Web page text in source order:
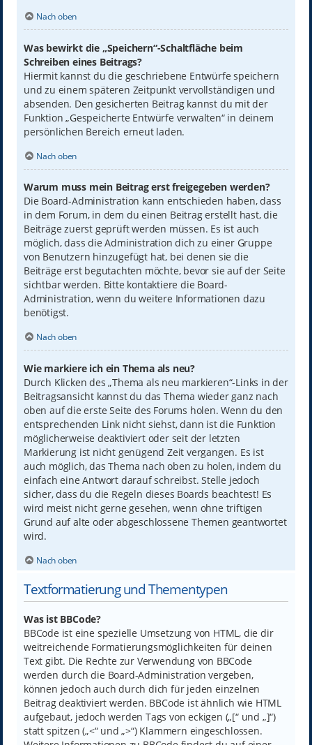
Nach oben
Was bewirkt die „Speichern“-Schaltfläche beim
Schreiben eines Beitrags?
Hiermit kannst du die geschriebene Entwürfe speichern
und zu einem späteren Zeitpunkt vervollständigen und
absenden. Den gesicherten Beitrag kannst du mit der
Funktion „Gespeicherte Entwürfe verwalten“ in deinem
persönlichen Bereich erneut laden.
Nach oben
Warum muss mein Beitrag erst freigegeben werden?
Die Board-Administration kann entschieden haben, dass
in dem Forum, in dem du einen Beitrag erstellt hast, die
Beiträge zuerst geprüft werden müssen. Es ist auch
möglich, dass die Administration dich zu einer Gruppe
von Benutzern hinzugefügt hat, bei denen sie die
Beiträge erst begutachten möchte, bevor sie auf der Seite
sichtbar werden. Bitte kontaktiere die Board-
Administration, wenn du weitere Informationen dazu
benötigst.
Nach oben
Wie markiere ich ein Thema als neu?
Durch Klicken des „Thema als neu markieren“-Links in der
Beitragsansicht kannst du das Thema wieder ganz nach
oben auf die erste Seite des Forums holen. Wenn du den
entsprechenden Link nicht siehst, dann ist die Funktion
möglicherweise deaktiviert oder seit der letzten
Markierung ist nicht genügend Zeit vergangen. Es ist
auch möglich, das Thema nach oben zu holen, indem du
einfach eine Antwort darauf schreibst. Stelle jedoch
sicher, dass du die Regeln dieses Boards beachtest! Es
wird meist nicht gerne gesehen, wenn ohne triftigen
Grund auf alte oder abgeschlossene Themen geantwortet
wird.
Nach oben
Textformatierung und Thementypen
Was ist BBCode?
BBCode ist eine spezielle Umsetzung von HTML, die dir
weitreichende Formatierungsmöglichkeiten für deinen
Text gibt. Die Rechte zur Verwendung von BBCode
werden durch die Board-Administration vergeben,
können jedoch auch durch dich für jeden einzelnen
Beitrag deaktiviert werden. BBCode ist ähnlich wie HTML
aufgebaut, jedoch werden Tags von eckigen („[“ und „]“)
statt spitzen („<“ und „>“) Klammern eingeschlossen.